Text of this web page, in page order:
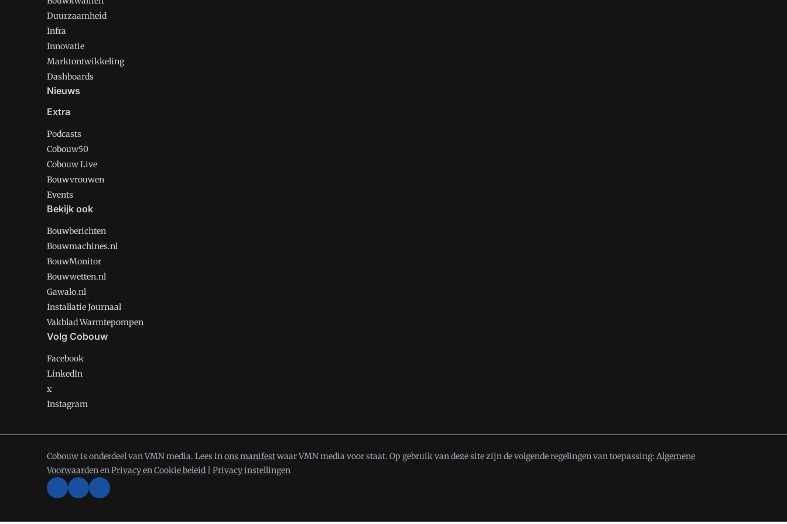
Duurzaamheid
Infra
Innovatie
Marktontwikkeling
Dashboards
Nieuws
Extra
Podcasts
Cobouw50
Cobouw Live
Bouwvrouwen
Events
Bekijk ook
Bouwberichten
Bouwmachines.nl
BouwMonitor
Bouwwetten.nl
Gawalo.nl
Installatie Journaal
Vakblad Warmtepompen
Volg Cobouw
Facebook
LinkedIn
x
Instagram
Cobouw is onderdeel van VMN media. Lees inons manifestwaar VMN media voor staat. Op gebruik van deze site zijn de volgende regelingen van toepassing: Algemene
VoorwaardenenPrivacy en Cookie beleid Privacy instellingen